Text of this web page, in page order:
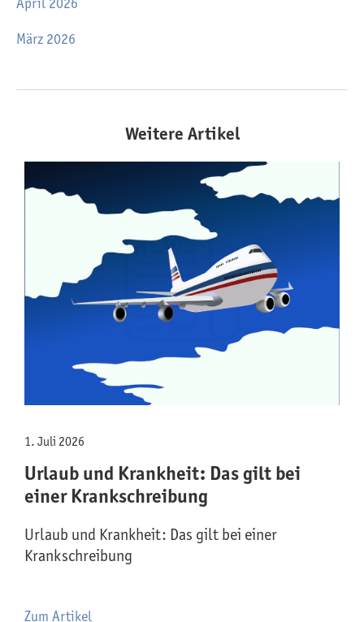
März 2026
Weitere Artikel
1. Juli 2026
Urlaub und Krankheit: Das gilt bei
einer Krankschreibung
Urlaub und Krankheit: Das gilt bei einer
Krankschreibung
Zum Artikel